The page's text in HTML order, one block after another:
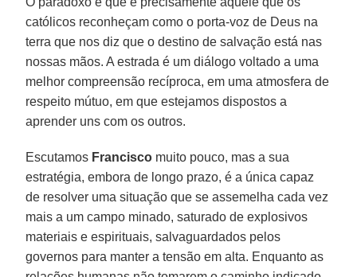
católicos reconheçam como o porta-voz de Deus na
terra que nos diz que o destino de salvação está nas
nossas mãos. A estrada é um diálogo voltado a uma
melhor compreensão recíproca, em uma atmosfera de
respeito mútuo, em que estejamos dispostos a
aprender uns com os outros.
Escutamos Francisco muito pouco, mas a sua
estratégia, embora de longo prazo, é a única capaz
de resolver uma situação que se assemelha cada vez
mais a um campo minado, saturado de explosivos
materiais e espirituais, salvaguardados pelos
governos para manter a tensão em alta. Enquanto as